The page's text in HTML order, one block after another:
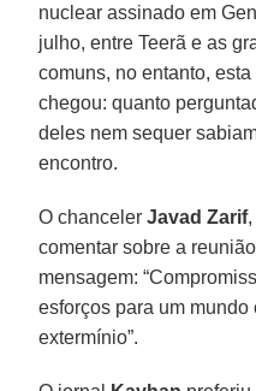
nuclear assinado em
julho, entre Teerã e as
comuns, no entanto,
chegou: quanto
deles nem sequer
encontro.
O chancelerJavad Zarif
comentar sobre a
mensagem:
esforços para um
extermínio”.